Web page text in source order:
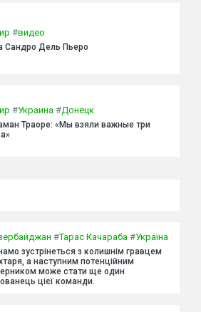
#видео
Сандро Дель Пьеро
#Украина #Донецк
Траоре: «Мы взяли важные три
#Тарас Качараба #Україна
зустрінеться з колишнім гравцем
а наступним потенційним
може стати ще один
цієї команди.